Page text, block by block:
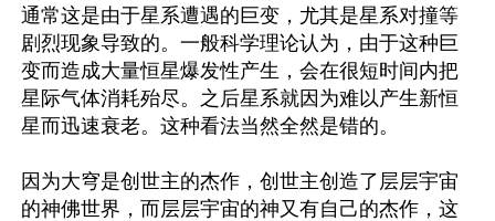
通常这是由于星系遭遇的巨变，尤其是星系对撞等
剧烈现象导致的。一般科学理论认为，由于这种巨
变而造成大量恒星爆发性产生，会在很短时间内把
星际气体消耗殆尽。之后星系就因为难以产生新恒
星而迅速衰老。这种看法当然全然是错的。
因为大穹是创世主的杰作，创世主创造了层层宇宙
的神佛世界，而层层宇宙的神又有自己的杰作，这